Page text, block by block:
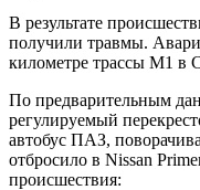
В результате
получили травмы.
километре трассы М1 в
По предварительным
регулируемый
автобус ПАЗ,
отбросило в Nissan
происшествия: